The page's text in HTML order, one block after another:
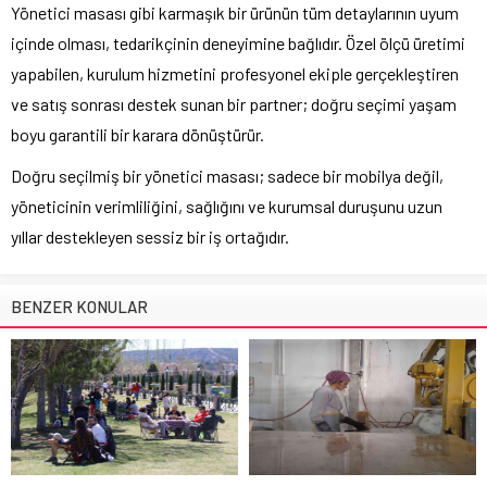
Yönetici masası gibi karmaşık bir ürünün tüm detaylarının uyum
içinde olması, tedarikçinin deneyimine bağlıdır. Özel ölçü üretimi
yapabilen, kurulum hizmetini profesyonel ekiple gerçekleştiren
ve satış sonrası destek sunan bir partner; doğru seçimi yaşam
boyu garantili bir karara dönüştürür.
Doğru seçilmiş bir yönetici masası; sadece bir mobilya değil,
yöneticinin verimliliğini, sağlığını ve kurumsal duruşunu uzun
yıllar destekleyen sessiz bir iş ortağıdır.
BENZER KONULAR